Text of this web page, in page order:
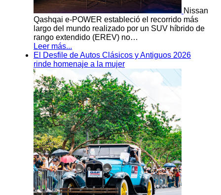
Nissan
Qashqai e-POWER estableció el recorrido más
largo del mundo realizado por un SUV híbrido de
rango extendido (EREV) no…
Leer más...
El Desfile de Autos Clásicos y Antiguos 2026
rinde homenaje a la mujer